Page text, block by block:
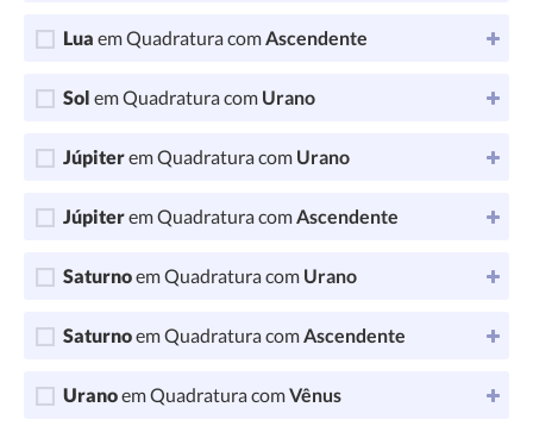
Lua em Quadratura comAscendente
Sol em Quadratura com Urano
Júpiterem Quadratura com Urano
Júpiterem Quadratura comAscendente
Saturnoem Quadratura com Urano
Saturnoem Quadratura comAscendente
Uranoem Quadratura comVênus